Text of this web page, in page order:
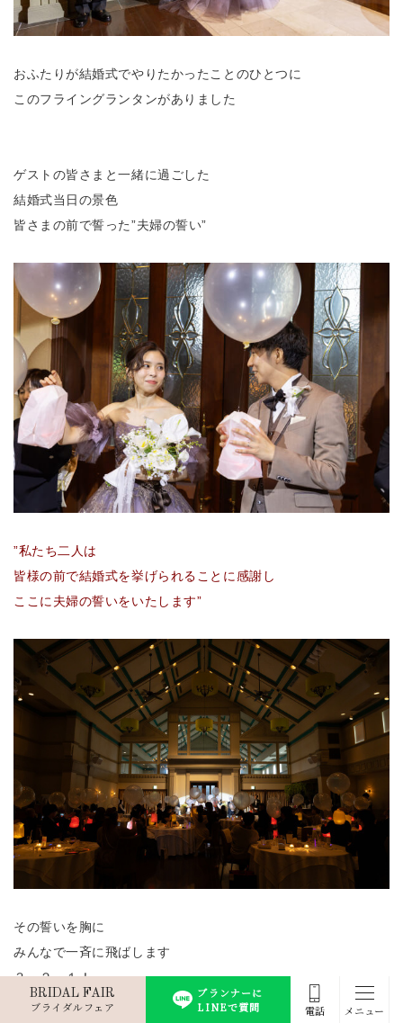
おふたりが結婚式でやりたかったことのひとつに
このフライングランタンがありました
ゲストの皆さまと一緒に過ごした
結婚式当日の景色
皆さまの前で誓った”夫婦の誓い”
”私たち二人は
皆様の前で結婚式を挙げられることに感謝し
ここに夫婦の誓いをいたします”
その誓いを胸に
みんなで一斉に飛ばします
３・２・１！
＼おめでとうございます／
BRIDAL FAIR
ブライダルフェア
プランナーに
LINEで質問
電話 メニュー